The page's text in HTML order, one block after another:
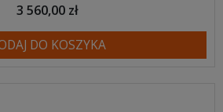
3 560,00 zł
DO KOSZYKA